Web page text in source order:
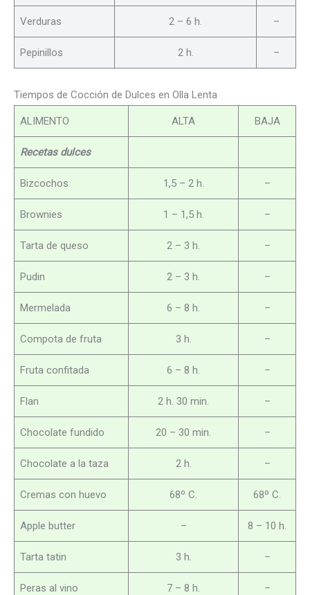
Verduras 2 – 6 h. –
Pepinillos 2 h. –
Tiempos de Cocción de Dulces en Olla Lenta
ALIMENTO ALTA BAJA
Recetas dulces
Bizcochos 1,5 – 2 h. –
Brownies 1 – 1,5 h. –
Tarta de queso 2 – 3 h. –
Pudin 2 – 3 h. –
Mermelada 6 – 8 h. –
Compota de fruta 3 h. –
Fruta confitada 6 – 8 h. –
Flan 2 h. 30 min. –
Chocolate fundido 20 – 30 min. –
Chocolate a la taza 2 h. –
Cremas con huevo 68º C. 68º C.
Apple butter – 8 – 10 h.
Tarta tatin 3 h. –
Peras al vino 7 – 8 h. –